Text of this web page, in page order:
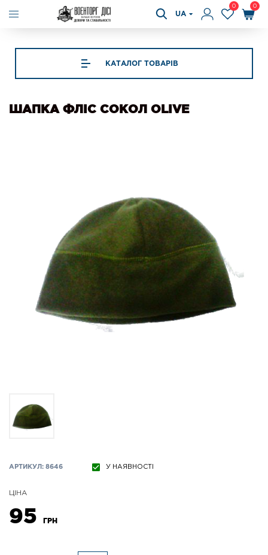
UA
0 0
КАТАЛОГ ТОВАРІВ
ШАПКА ФЛІС СОКОЛ OLIVE
АРТИКУЛ: 8646 У НАЯВНОСТІ
ЦІНА
95 ГРН